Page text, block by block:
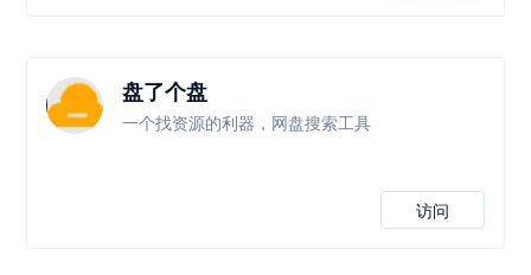
盘了个盘
一个找资源的利器，网盘搜索工具
访问